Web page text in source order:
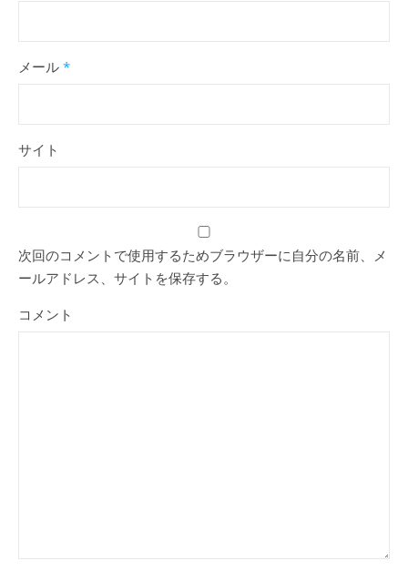
メール *
サイト
次回のコメントで使用するためブラウザーに自分の名前、メ
ールアドレス、サイトを保存する。
コメント